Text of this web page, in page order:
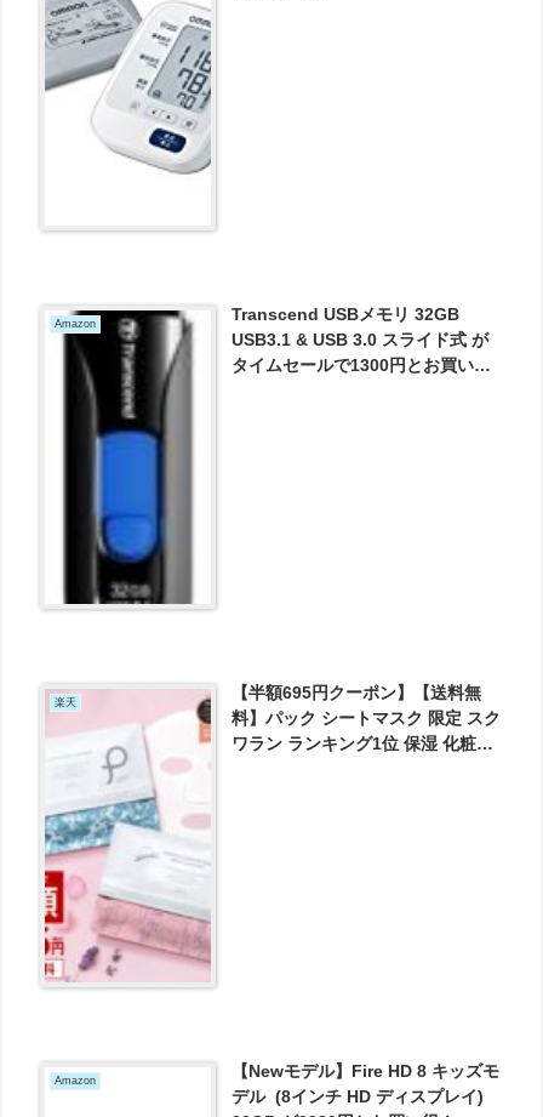
Amazon
Transcend USBメモリ 32GB
USB3.1 & USB 3.0 スライド式 が
タイムセールで1300円とお買い
楽天
【半額695円クーポン】【送料無
料】パック シートマスク 限定 スク
ワラン ランキング1位 保湿 化粧水
Amazon
【Newモデル】Fire HD 8 キッズモ
デル (8インチ HD ディスプレイ)